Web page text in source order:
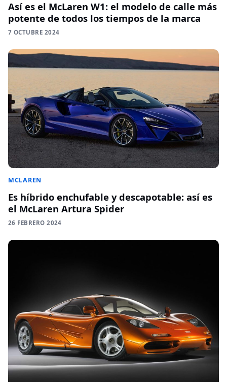
Así es el McLaren W1: el modelo de calle más
potente de todos los tiempos de la marca
7 OCTUBRE 2024
MCLAREN
Es híbrido enchufable y descapotable: así es
el McLaren Artura Spider
26 FEBRERO 2024